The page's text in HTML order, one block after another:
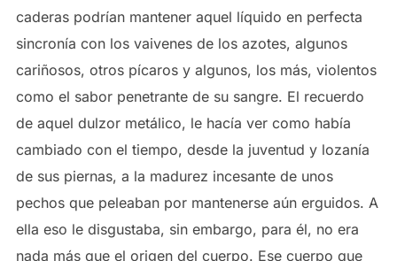
caderas podrían mantener aquel líquido en perfecta
sincronía con los vaivenes de los azotes, algunos
cariñosos, otros pícaros y algunos, los más, violentos
como el sabor penetrante de su sangre. El recuerdo
de aquel dulzor metálico, le hacía ver como había
cambiado con el tiempo, desde la juventud y lozanía
de sus piernas, a la madurez incesante de unos
pechos que peleaban por mantenerse aún erguidos. A
ella eso le disgustaba, sin embargo, para él, no era
nada más que el origen del cuerpo. Ese cuerpo que